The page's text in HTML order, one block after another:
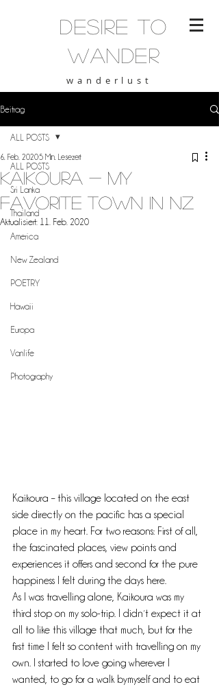
desire to
wander
wanderlust
Beitrag
ALL POSTS
Sri Lanka
Thailand
America
New Zealand
POETRY
Hawaii
Europa
Vanlife
Photography
ALL POSTS
Kaikoura - my
favorite town in NZ
6. Feb. 20205 Min. Lesezeit
Aktualisiert: 11. Feb. 2020
Kaikoura – this village located on the east
side directly on the pacific has a special
place in my heart. For two reasons: First of all,
the fascinated places, view points and
experiences it offers and second for the pure
happiness I felt during the days here.
As I was travelling alone, Kaikoura was my
third stop on my solo-trip. I didn´t expect it at
all to like this village that much, but for the
first time I felt so content with travelling on my
own. I started to love going wherever I
wanted, to go for a walk bymyself and to eat